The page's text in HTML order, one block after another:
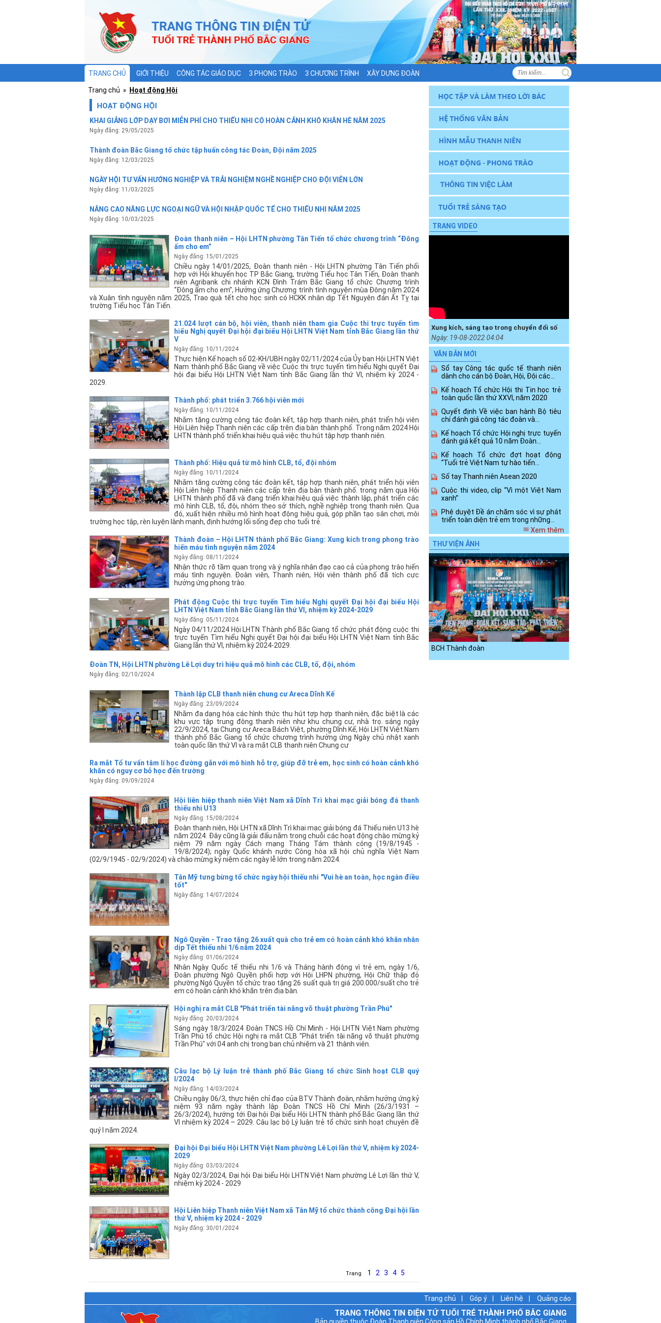
Tiếng Việt|English
TRANG CHỦ GIỚI THIỆU CÔNG TÁC GIÁO DỤC 3 PHONG TRÀO 3 CHƯƠNG TRÌNH XÂY DỰNG ĐOÀN
Trang chủ » Hoạt động Hội
HOẠT ĐỘNG HỘI
KHAI GIẢNG LỚP DẠY BƠI MIỄN PHÍ CHO THIẾU NHI CÓ HOÀN CẢNH KHÓ KHĂN HÈ NĂM 2025
Ngày đăng: 29/05/2025
Thành đoàn Bắc Giang tổ chức tập huấn công tác Đoàn, Đội năm 2025
Ngày đăng: 12/03/2025
NGÀY HỘI TƯ VẤN HƯỚNG NGHIỆP VÀ TRẢI NGHIỆM NGHỀ NGHIỆP CHO ĐỘI VIÊN LỚN
Ngày đăng: 11/03/2025
NÂNG CAO NĂNG LỰC NGOẠI NGỮ VÀ HỘI NHẬP QUỐC TẾ CHO THIẾU NHI NĂM 2025
Ngày đăng: 10/03/2025
Đoàn thanh niên – Hội LHTN phường Tân Tiến tổ chức chương trình “Đông
ấm cho em”
Ngày đăng: 15/01/2025
Chiều ngày 14/01/2025, Đoàn thanh niên - Hội LHTN phường Tân Tiến phối
hợp với Hội khuyến học TP Bắc Giang, trường Tiểu học Tân Tiến, Đoàn thanh
niên Agribank chi nhánh KCN Đình Trám Bắc Giang tổ chức Chương trình
“Đông ấm cho em”, Hưởng ứng Chương trình tình nguyện mùa Đông năm 2024
và Xuân tình nguyện năm 2025, Trao quà tết cho học sinh có HCKK nhân dịp Tết Nguyên đán Ất Tỵ tại
trường Tiểu học Tân Tiến.
21.024 lượt cán bộ, hội viên, thanh niên tham gia Cuộc thi trực tuyến tìm
hiểu Nghị quyết Đại hội đại biểu Hội LHTN Việt Nam tỉnh Bắc Giang lần thứ
V
Ngày đăng: 10/11/2024
Thực hiện Kế hoạch số 02-KH/UBH ngày 02/11/2024 của Ủy ban Hội LHTN Việt
Nam thành phố Bắc Giang về việc Cuộc thi trực tuyến tìm hiểu Nghị quyết Đại
hội đại biểu Hội LHTN Việt Nam tỉnh Bắc Giang lần thứ VI, nhiệm kỳ 2024 -
2029.
Thành phố: phát triển 3.766 hội viên mới
Ngày đăng: 10/11/2024
Nhằm tăng cường công tác đoàn kết, tập hợp thanh niên, phát triển hội viên
Hội Liên hiệp Thanh niên các cấp trên địa bàn thành phố. Trong năm 2024 Hội
LHTN thành phố triển khai hiệu quả việc thu hút tập hợp thanh niên.
Thành phố: Hiệu quả từ mô hình CLB, tổ, đội nhóm
Ngày đăng: 10/11/2024
Nhằm tăng cường công tác đoàn kết, tập hợp thanh niên, phát triển hội viên
Hội Liên hiệp Thanh niên các cấp trên địa bàn thành phố. trong năm qua Hội
LHTN thành phố đã và đang triển khai hiệu quả việc thành lập, phát triển các
mô hình CLB, tổ, đội, nhóm theo sở thích, nghề nghiệp trong thanh niên. Qua
đó, xuất hiện nhiều mô hình hoạt động hiệu quả, góp phần tạo sân chơi, môi
trường học tập, rèn luyện lành mạnh, định hướng lối sống đẹp cho tuổi trẻ.
Thành đoàn – Hội LHTN thành phố Bắc Giang: Xung kích trong phong trào
hiến máu tình nguyện năm 2024
Ngày đăng: 08/11/2024
Nhận thức rõ tầm quan trọng và ý nghĩa nhân đạo cao cả của phong trào hiến
máu tình nguyện. Đoàn viên, Thanh niên, Hội viên thành phố đã tích cực
hưởng ứng phong trào.
Phát động Cuộc thi trực tuyến Tìm hiểu Nghị quyết Đại hội đại biểu Hội
LHTN Việt Nam tỉnh Bắc Giang lần thứ VI, nhiệm kỳ 2024-2029
Ngày đăng: 05/11/2024
Ngày 04/11/2024 Hội LHTN Thành phố Bắc Giang tổ chức phát động cuộc thi
trực tuyến Tìm hiểu Nghị quyết Đại hội đại biểu Hội LHTN Việt Nam tỉnh Bắc
Giang lần thứ VI, nhiệm kỳ 2024-2029.
Đoàn TN, Hội LHTN phường Lê Lợi duy trì hiệu quả mô hình các CLB, tổ, đội, nhóm
Ngày đăng: 02/10/2024
Thành lập CLB thanh niên chung cư Areca Dĩnh Kế
Ngày đăng: 23/09/2024
Nhằm đa dạng hóa các hình thức thu hút tợp hợp thanh niên, đặc biệt là các
khu vực tập trung đông thanh niên như khu chung cư, nhà trọ. sáng ngày
22/9/2024, tại Chung cư Areca Bách Việt, phường Dĩnh Kế, Hội LHTN Việt Nam
thành phố Bắc Giang tổ chức chương trình hưởng ứng Ngày chủ nhật xanh
toàn quốc lần thứ VI và ra mắt CLB thanh niên Chung cư
Ra mắt Tổ tư vấn tâm lí học đường gắn với mô hình hỗ trợ, giúp đỡ trẻ em, học sinh có hoàn cảnh khó
khăn có nguy cơ bỏ học đến trường
Ngày đăng: 09/09/2024
Hội liên hiệp thanh niên Việt Nam xã Dĩnh Trì khai mạc giải bóng đá thanh
thiếu nhi U13
Ngày đăng: 15/08/2024
Đoàn thanh niên, Hội LHTN xã Dĩnh Trì khai mạc giải bóng đá Thiếu niên U13 hè
năm 2024. Đây cũng là giải đấu nằm trong chuỗi các hoạt động chào mừng kỷ
niệm 79 năm ngày Cách mạng Tháng Tám thành công (19/8/1945 -
19/8/2024); ngày Quốc khánh nước Công hòa xã hội chủ nghĩa Việt Nam
(02/9/1945 - 02/9/2024) và chào mừng kỷ niệm các ngày lễ lớn trong năm 2024.
Tân Mỹ tưng bừng tổ chức ngày hội thiếu nhi "Vui hè an toàn, học ngàn điều
tốt"
Ngày đăng: 14/07/2024
Ngô Quyền - Trao tặng 26 xuất quà cho trẻ em có hoàn cảnh khó khăn nhân
dịp Tết thiếu nhi 1/6 năm 2024
Ngày đăng: 01/06/2024
Nhân Ngày Quốc tế thiếu nhi 1/6 và Tháng hành động vì trẻ em, ngày 1/6,
Đoàn phường Ngô Quyền phối hợp với Hội LHPN phường, Hội Chữ thập đỏ
phường Ngô Quyền tổ chức trao tặng 26 suất quà trị giá 200.000/suất cho trẻ
em có hoàn cảnh khó khăn trên địa bàn.
Hội nghị ra mắt CLB "Phát triển tài năng võ thuật phường Trần Phú"
Ngày đăng: 20/03/2024
Sáng ngày 18/3/2024 Đoàn TNCS Hồ Chí Minh - Hội LHTN Việt Nam phường
Trần Phú tổ chức Hội nghị ra mắt CLB "Phát triển tài năng võ thuật phường
Trần Phú" với 04 anh chị trong ban chủ nhiệm và 21 thành viên.
Câu lạc bộ Lý luận trẻ thành phố Bắc Giang tổ chức Sinh hoạt CLB quý
I/2024
Ngày đăng: 14/03/2024
Chiều ngày 06/3, thực hiện chỉ đạo của BTV Thành đoàn, nhằm hưởng ứng kỷ
niệm 93 năm ngày thành lập Đoàn TNCS Hồ Chí Minh (26/3/1931 –
26/3/2024), hướng tới Đại hội Đại biểu Hội LHTN thành phố Bắc Giang lần thứ
VI nhiệm kỳ 2024 – 2029. Câu lạc bộ Lý luận trẻ tổ chức sinh hoạt chuyên đề
quý I năm 2024.
Đại hội Đại biểu Hội LHTN Việt Nam phường Lê Lợi lần thứ V, nhiệm kỳ 2024-
2029
Ngày đăng: 03/03/2024
Ngày 02/3/2024, Đại hội Đại biểu Hội LHTN Việt Nam phường Lê Lợi lần thứ V,
nhiệm kỳ 2024 - 2029
Hội Liên hiệp Thanh niên Việt Nam xã Tân Mỹ tổ chức thành công Đại hội lần
thứ V, nhiệm kỳ 2024 - 2029
Ngày đăng: 30/01/2024
Trang 1 2 3 4 5
TRANG VIDEO
Xung kích, sáng tạo trong chuyển đổi số
Ngày: 19-08-2022 04:04
VĂN BẢN MỚI
Sổ tay Công tác quốc tế thanh niên
dành cho cán bộ Đoàn, Hội, Đội các...
Kế hoạch Tổ chức Hội thi Tin học trẻ
toàn quốc lần thứ XXVI, năm 2020
Quyết định Về việc ban hành Bộ tiêu
chí đánh giá công tác đoàn và...
Kế hoạch Tổ chức Hội nghị trực tuyến
đánh giá kết quả 10 năm Đoàn...
Kế hoạch Tổ chức đợt hoạt động
“Tuổi trẻ Việt Nam tự hào tiến...
Số tay Thanh niên Asean 2020
Cuộc thi video, clip “Vì một Việt Nam
xanh”
Phê duyệt Đề án chăm sóc vì sự phát
triển toàn diện trẻ em trong những...
Xem thêm
THƯ VIỆN ẢNH
BCH Thành đoàn
Trang chủ
Góp ý Liên hệ Quảng cáo
TRANG THÔNG TIN ĐIỆN TỬ TUỔI TRẺ THÀNH PHỐ BẮC GIANG